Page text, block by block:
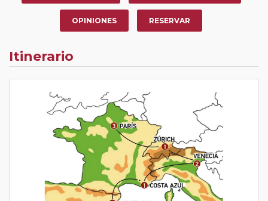
OPINIONES RESERVAR
Itinerario